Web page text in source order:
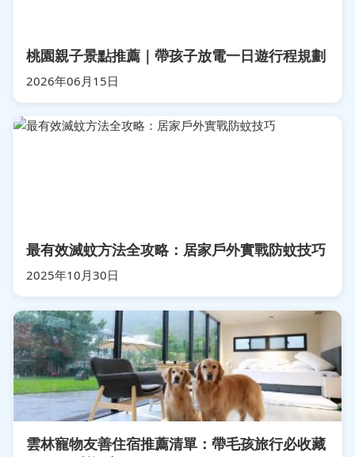
桃園親子景點推薦｜帶孩子放電一日遊行程規劃
2026年06月15日
最有效滅蚊方法全攻略：居家戶外實戰防蚊技巧
2025年10月30日
雲林寵物友善住宿推薦清單：帶毛孩旅行必收藏